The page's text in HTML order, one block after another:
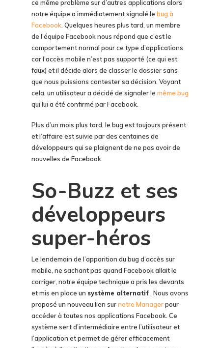
ce même problème sur d’autres applications alors
notre équipe a immédiatement signalé le bug à
Facebook . Quelques heures plus tard, un membre
de l’équipe Facebook nous répond que c’est le
comportement normal pour ce type d’applications
car l’accès mobile n’est pas supporté (ce qui est
faux) et il décide alors de classer le dossier sans
que nous puissions contester sa décision. Voyant
cela, un utilisateur a décidé de signaler le même bug
qui lui a été confirmé par Facebook.
Plus d’un mois plus tard, le bug est toujours présent
et l’affaire est suivie par des centaines de
développeurs qui se plaignent de ne pas avoir de
nouvelles de Facebook.
So-Buzz et ses
développeurs
super-héros
Le lendemain de l’apparition du bug d’accès sur
mobile, ne sachant pas quand Facebook allait le
corriger, notre équipe technique a pris les devants
et mis en place un système alternatif . Nous avons
proposé un nouveau lien surnotre Managerpour
accéder à toutes nos applications Facebook. Ce
système sert d’intermédiaire entre l’utilisateur et
l’application et permet de gérer efficacement